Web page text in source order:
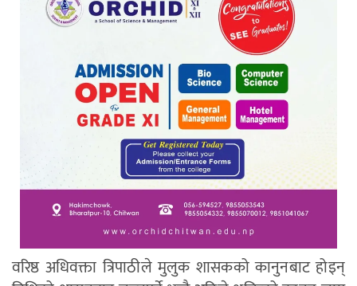
वरिष्ठ अधिवक्ता त्रिपाठीले मुलुक शासकको कानुनबाट होइन्